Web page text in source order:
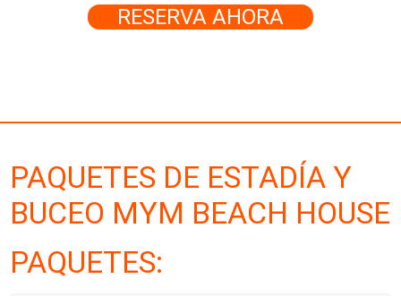
RESERVA AHORA
PAQUETES DE ESTADÍA Y
BUCEO MYM BEACH HOUSE
PAQUETES: